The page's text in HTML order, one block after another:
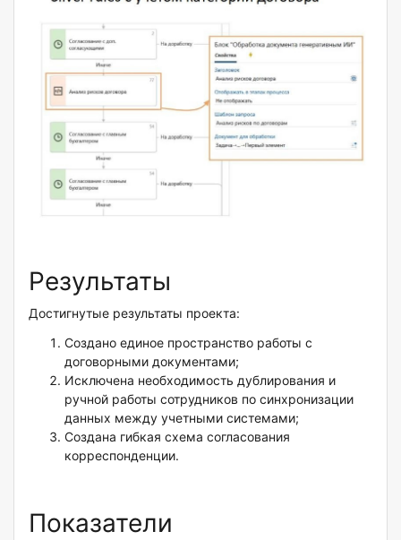
Результаты
Достигнутые результаты проекта:
Создано единое пространство работы с
договорными документами;
Исключена необходимость дублирования и
ручной работы сотрудников по синхронизации
данных между учетными системами;
Создана гибкая схема согласования
корреспонденции.
Показатели